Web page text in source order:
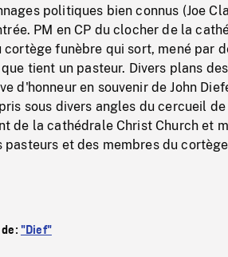
politiques bien connus (Joe
PM en CP du clocher de la
funèbre qui sort, mené par
tient un pasteur. Divers plans
d'honneur en souvenir de John
sous divers angles du cercueil
de la cathédrale Christ Church et
pasteurs et des membres du
"Dief"